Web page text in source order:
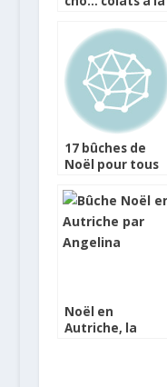
17 bûches de
Noël pour tous
porte-monnaie
Noël en
Autriche, la